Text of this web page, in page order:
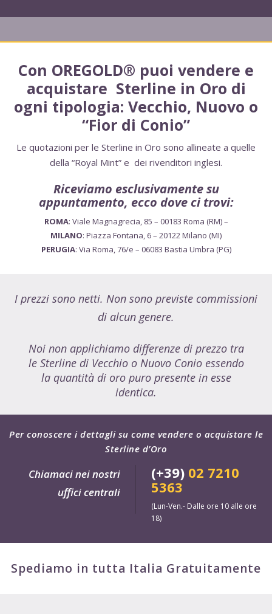
Con OREGOLD® puoi vendere e
acquistare Sterline in Oro di
ogni tipologia: Vecchio, Nuovo o
“Fior di Conio”
Le quotazioni per le Sterline in Oro sono allineate a quelle
della “Royal Mint” e dei rivenditori inglesi.
Riceviamo esclusivamente su
appuntamento, ecco dove ci trovi:
ROMA: Viale Magnagrecia, 85 – 00183 Roma (RM)–
MILANO: Piazza Fontana, 6 – 20122 Milano (MI)
PERUGIA: Via Roma, 76/e – 06083 Bastia Umbra (PG)
I prezzi sono netti. Non sono previste commissioni
di alcun genere.
Noi non applichiamo differenze di prezzo tra
le Sterline di Vecchio o Nuovo Conio essendo
la quantità di oro puro presente in esse
identica.
Per conoscere i dettagli su come vendere o acquistare le
Sterline d’Oro
Chiamaci nei nostri
uffici centrali
(+39) 02 7210
5363
(Lun-Ven.- Dalle ore 10 alle ore
18)
Spediamo in tutta Italia Gratuitamente